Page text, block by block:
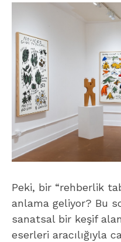
Peki, bir “rehberlik
anlama geliyor? Bu
sanatsal bir keşif
eserleri aracılığıyla